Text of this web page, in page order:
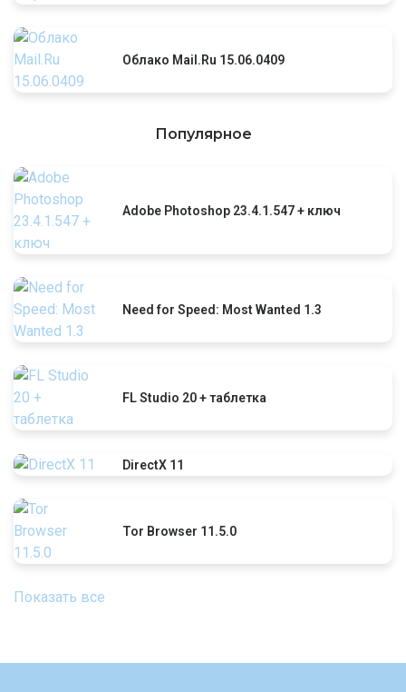
Облако Mail.Ru 15.06.0409
Популярное
Adobe Photoshop 23.4.1.547 + ключ
Need for Speed: Most Wanted 1.3
FL Studio 20 + таблетка
DirectX 11
Tor Browser 11.5.0
Показать все